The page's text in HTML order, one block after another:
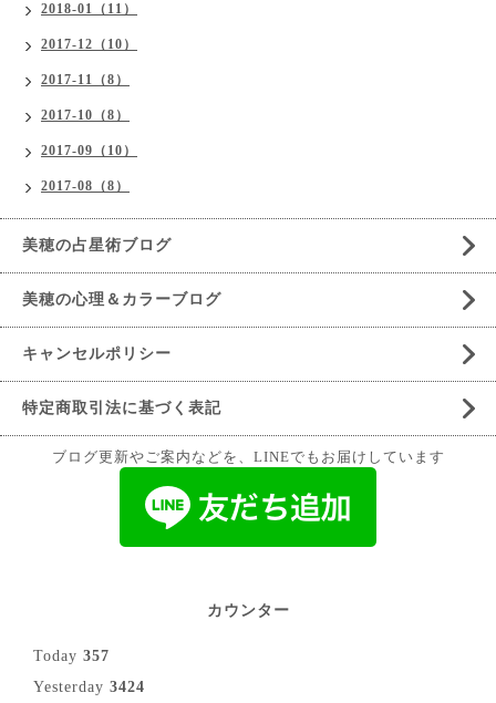
2018-01（11）
2017-12（10）
2017-11（8）
2017-10（8）
2017-09（10）
2017-08（8）
美穂の占星術ブログ
美穂の心理＆カラーブログ
キャンセルポリシー
特定商取引法に基づく表記
ブログ更新やご案内などを、LINEでもお届けしています
カウンター
Today 357
Yesterday 3424